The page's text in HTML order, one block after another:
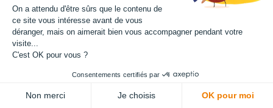
Description
On a attendu d'être sûrs que le contenu de
ce site vous intéresse avant de vous
déranger, mais on aimerait bien vous accompagner pendant votre
visite...
C'est OK pour vous ?
Consentements certifiés par
Non merci Je choisis OK pour moi